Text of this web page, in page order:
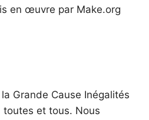
en œuvre par Make.org
Grande Cause Inégalités
toutes et tous. Nous